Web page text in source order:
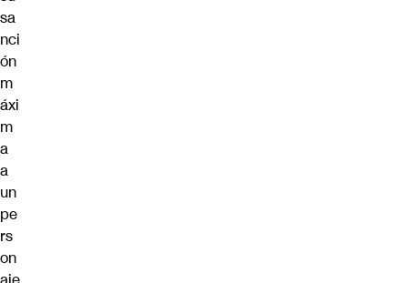
sa
nci
ón
m
áxi
m
a
a
un
pe
rs
on